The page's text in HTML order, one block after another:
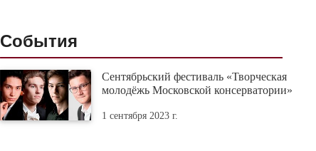
События
Сентябрьский фестиваль «Творческая
молодёжь Московской консерватории»
1 сентября 2023 г.